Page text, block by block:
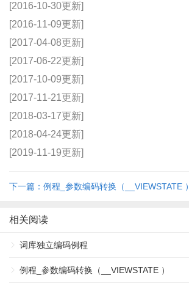
[2016-10-30更新]
[2016-11-09更新]
[2017-04-08更新]
[2017-06-22更新]
[2017-10-09更新]
[2017-11-21更新]
[2018-03-17更新]
[2018-04-24更新]
[2019-11-19更新]
下一篇：例程_参数编码转换（__VIEWSTATE ）
相关阅读
词库独立编码例程
例程_参数编码转换（__VIEWSTATE ）